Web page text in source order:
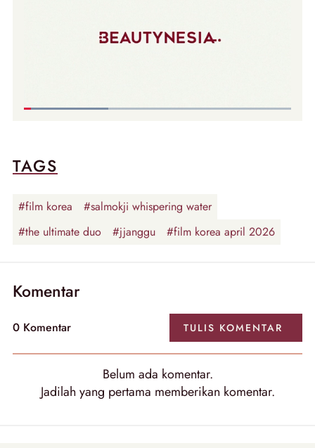
TAGS
#film korea
#salmokji whispering water
#the ultimate duo
#jjanggu #film korea april 2026
Komentar
0 Komentar TULIS KOMENTAR
Belum ada komentar.
Jadilah yang pertama memberikan komentar.